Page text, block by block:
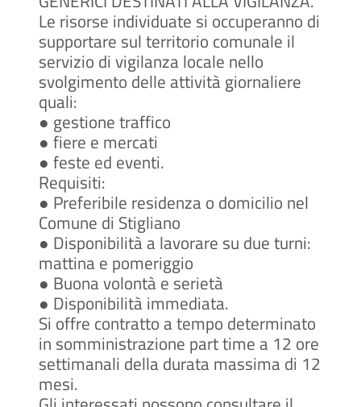
Le risorse individuate si occuperanno di
supportare sul territorio comunale il
servizio di vigilanza locale nello
svolgimento delle attività giornaliere
quali:
● gestione traffico
● fiere e mercati
● feste ed eventi.
Requisiti:
● Preferibile residenza o domicilio nel
Comune di Stigliano
● Disponibilità a lavorare su due turni:
mattina e pomeriggio
● Buona volontà e serietà
● Disponibilità immediata.
Si offre contratto a tempo determinato
in somministrazione part time a 12 ore
settimanali della durata massima di 12
mesi.